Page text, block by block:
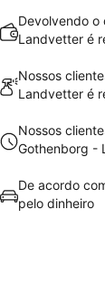
Devolvendo o
Landvetter é
Nossos
Landvetter é
Nossos
Gothenborg -
De acordo
pelo dinheiro